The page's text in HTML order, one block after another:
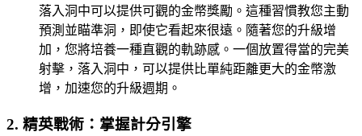
落入洞中可以提供可觀的金幣獎勵。這種習慣教您主動
預測並瞄準洞，即使它看起來很遠。隨著您的升級增
加，您將培養一種直觀的軌跡感。一個放置得當的完美
射擊，落入洞中，可以提供比單純距離更大的金幣激
增，加速您的升級週期。
2. 精英戰術：掌握計分引擎